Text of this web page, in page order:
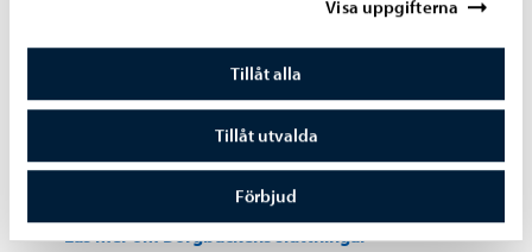
Visa uppgifterna
Tillåt alla
Tillåt utvalda
Förbjud
ängsvegetation. Spanar du på fjärilar?
Läs mer om Borgbackens sluttningar